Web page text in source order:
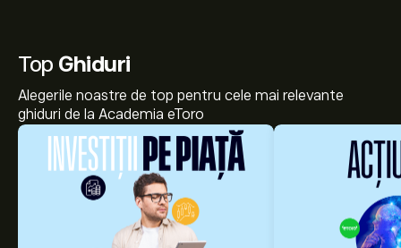
Top Ghiduri
Alegerile noastre de top pentru cele mai relevante
ghiduri de la Academia eToro